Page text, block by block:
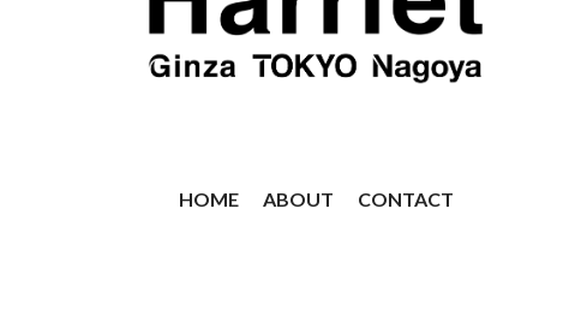
HOME ABOUT CONTACT